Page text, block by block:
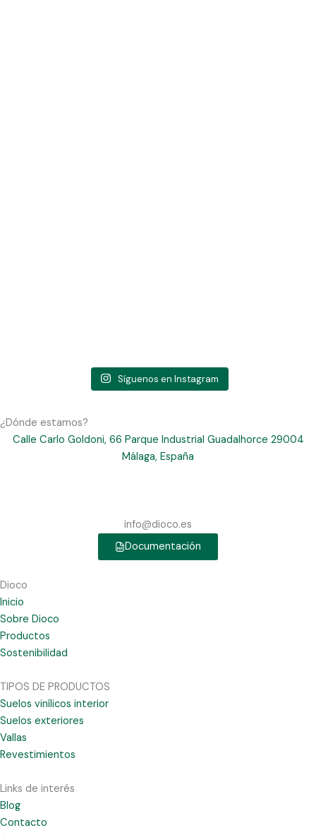
Síguenos en Instagram
¿Dónde estamos?
Calle Carlo Goldoni, 66 Parque Industrial Guadalhorce 29004
Málaga, España
info@dioco.es
Documentación
Dioco
Inicio
Sobre Dioco
Productos
Sostenibilidad
TIPOS DE PRODUCTOS
Suelos vinílicos interior
Suelos exteriores
Vallas
Revestimientos
Links de interés
Blog
Contacto